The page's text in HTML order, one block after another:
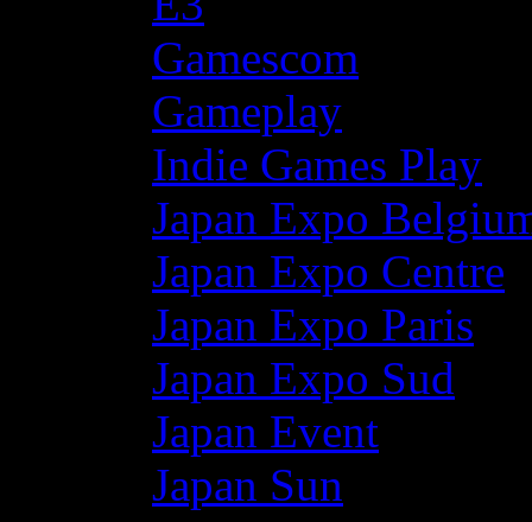
Gamescom
Gameplay
Indie Games Play
Japan Expo
Japan Expo Centre
Japan Expo Paris
Japan Expo Sud
Japan Event
Japan Sun